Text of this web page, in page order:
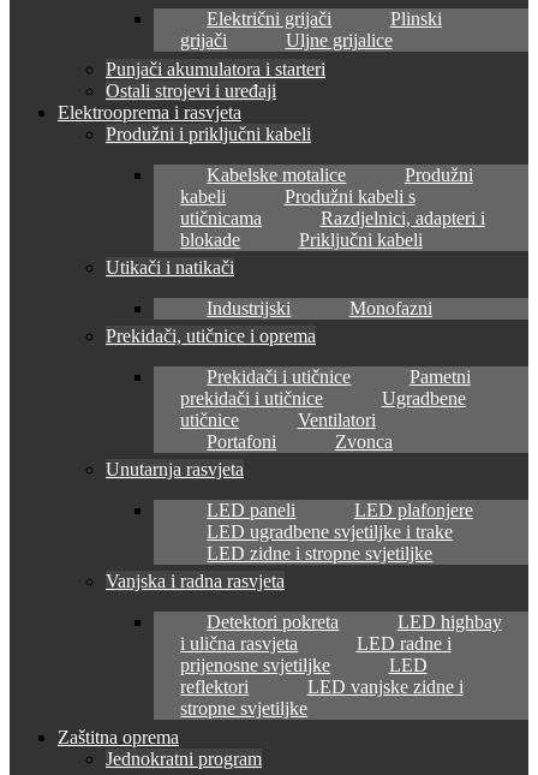
Električni grijači
Plinski
grijači
Uljne grijalice
Punjači akumulatora i starteri
Ostali strojevi i uređaji
Elektrooprema i rasvjeta
Produžni i priključni kabeli
Kabelske motalice
Produžni
kabeli
Produžni kabeli s
utičnicama
Razdjelnici, adapteri i
blokade
Priključni kabeli
Utikači i natikači
Industrijski
Monofazni
Prekidači, utičnice i oprema
Prekidači i utičnice
Pametni
prekidači i utičnice
Ugradbene
utičnice
Ventilatori
Portafoni
Zvonca
Unutarnja rasvjeta
LED paneli
LED plafonjere
LED ugradbene svjetiljke i trake
LED zidne i stropne svjetiljke
Vanjska i radna rasvjeta
Detektori pokreta
LED highbay
i ulična rasvjeta
LED radne i
prijenosne svjetiljke
LED
reflektori
LED vanjske zidne i
stropne svjetiljke
Zaštitna oprema
Jednokratni program